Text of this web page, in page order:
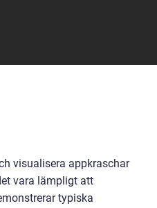
visualisera appkraschar
vara lämpligt att
typiska